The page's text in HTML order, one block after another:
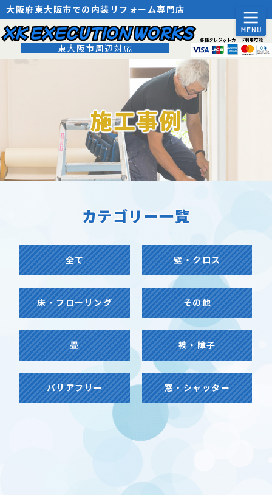
大阪府東大阪市での内装リフォーム専門店
XK EXECUTION WORKS
東大阪市周辺対応
施工事例
カテゴリー一覧
全て 壁・クロス
床・フローリング その他
畳 襖・障子
バリアフリー 窓・シャッター